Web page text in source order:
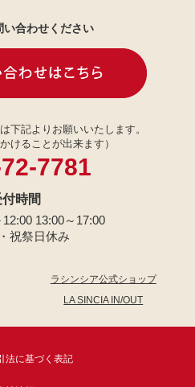
い合わせください
下記よりお願いいたします。
けることが出来ます）
7781
付時間
13:00～17:00
祝祭日休み
ラシンシア公式ショップ
LA SINCIA IN/OUT
法に基づく表記